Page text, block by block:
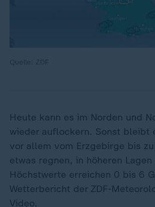
Heute kann es im Norden und
wieder auflockern. Sonst bleibt
vor allem vom Erzgebirge bis
etwas regnen, in höheren Lagen
Höchstwerte erreichen 0 bis 6
Wetterbericht der ZDF-
Video.